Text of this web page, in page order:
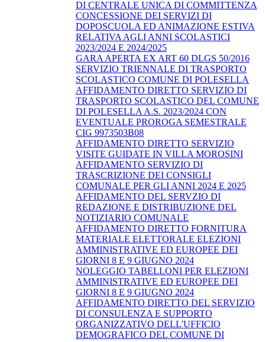
DI CENTRALE UNICA DI COMMITTENZA
CONCESSIONE DEI SERVIZI DI
DOPOSCUOLA ED ANIMAZIONE ESTIVA
RELATIVA AGLI ANNI SCOLASTICI
2023/2024 E 2024/2025
GARA APERTA EX ART 60 DLGS 50/2016
SERVIZIO TRIENNALE DI TRASPORTO
SCOLASTICO COMUNE DI POLESELLA
AFFIDAMENTO DIRETTO SERVIZIO DI
TRASPORTO SCOLASTICO DEL COMUNE
DI POLESELLA A.S. 2023/2024 CON
EVENTUALE PROROGA SEMESTRALE
CIG 9973503B08
AFFIDAMENTO DIRETTO SERVIZIO
VISITE GUIDATE IN VILLA MOROSINI
AFFIDAMENTO SERVIZIO DI
TRASCRIZIONE DEI CONSIGLI
COMUNALE PER GLI ANNI 2024 E 2025
AFFIDAMENTO DEL SERVZIO DI
REDAZIONE E DISTRIBUZIONE DEL
NOTIZIARIO COMUNALE
AFFIDAMENTO DIRETTO FORNITURA
MATERIALE ELETTORALE ELEZIONI
AMMINISTRATIVE ED EUROPEE DEI
GIORNI 8 E 9 GIUGNO 2024
NOLEGGIO TABELLONI PER ELEZIONI
AMMINISTRATIVE ED EUROPEE DEI
GIORNI 8 E 9 GIUGNO 2024
AFFIDAMENTO DIRETTO DEL SERVIZIO
DI CONSULENZA E SUPPORTO
ORGANIZZATIVO DELL'UFFICIO
DEMOGRAFICO DEL COMUNE DI